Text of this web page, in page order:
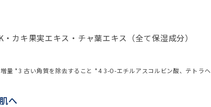
カキ果実エキス・チャ葉エキス（全て保湿成分）
量 *3 古い角質を除去すること *4 3-O-エチルアスコルビン酸、テトラ
へ